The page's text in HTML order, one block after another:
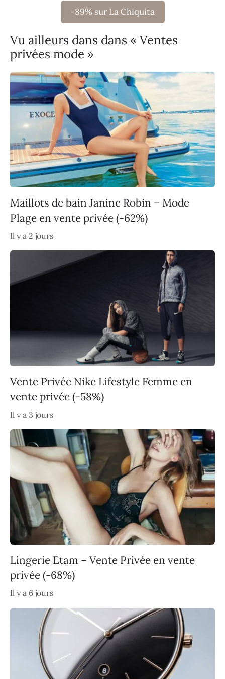
-89% sur La Chiquita
Vu ailleurs dans dans « Ventes
privées mode »
Maillots de bain Janine Robin – Mode
Plage en vente privée (-62%)
Il y a 2 jours
Vente Privée Nike Lifestyle Femme en
vente privée (-58%)
Il y a 3 jours
Lingerie Etam – Vente Privée en vente
privée (-68%)
Il y a 6 jours